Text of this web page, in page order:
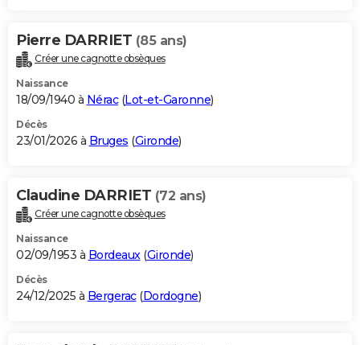
Pierre DARRIET (85 ans)
Créer une cagnotte obsèques
Naissance
18/09/1940 à Nérac(Lot-et-Garonne)
Décès
23/01/2026 à Bruges (Gironde)
Claudine DARRIET (72 ans)
Créer une cagnotte obsèques
Naissance
02/09/1953 à Bordeaux(Gironde)
Décès
24/12/2025 à Bergerac(Dordogne)